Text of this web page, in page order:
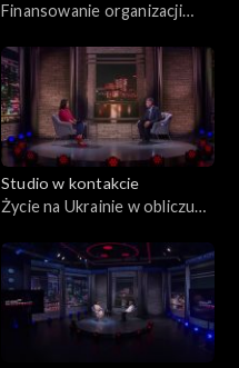
Finansowanie organizacji
Studio w kontakcie
Życie na Ukrainie w obliczu